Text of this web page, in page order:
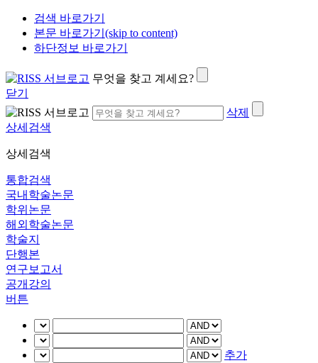
검색 바로가기
본문 바로가기(skip to content)
하단정보 바로가기
무엇을 찾고 계세요?
닫기
삭제
상세검색
상세검색
통합검색
국내학술논문
학위논문
해외학술논문
학술지
단행본
연구보고서
공개강의
버튼
추가